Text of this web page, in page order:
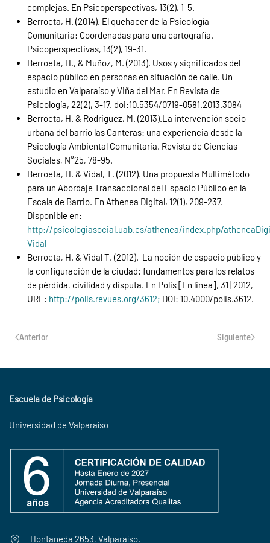
complejas. En Psicoperspectivas, 13(2), 1-5.
Berroeta, H. (2014). El quehacer de la Psicología
Comunitaria: Coordenadas para una cartografía.
Psicoperspectivas, 13(2), 19-31.
Berroeta, H., & Muñoz, M. (2013). Usos y significados del
espacio público en personas en situación de calle. Un
estudio en Valparaíso y Viña del Mar. En Revista de
Psicología, 22(2), 3-17. doi:10.5354/0719-0581.2013.3084
Berroeta, H. & Rodriguez, M. (2013).La intervención socio-
urbana del barrio las Canteras: una experiencia desde la
Psicología Ambiental Comunitaria. Revista de Ciencias
Sociales, N°25, 78-95.
Berroeta, H. & Vidal, T. (2012). Una propuesta Multimétodo
para un Abordaje Transaccional del Espacio Público en la
Escala de Barrio. En Athenea Digital, 12(1), 209-237.
Disponible en:
http://psicologiasocial.uab.es/athenea/index.php/
Vidal
Berroeta, H. & Vidal T. (2012). La noción de espacio público y
la configuración de la ciudad: fundamentos para los relatos
de pérdida, civilidad y disputa. En Polis [En linea], 31 | 2012,
URL: http://polis.revues.org/3612; DOI: 10.4000/polis.3612.
Anterior Siguiente
Escuela de Psicología
Universidad de Valparaíso
Hontaneda 2653, Valparaíso.